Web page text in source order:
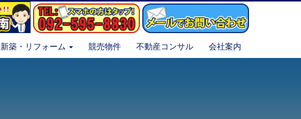
新築・リフォーム 競売物件 不動産コンサル 会社案内